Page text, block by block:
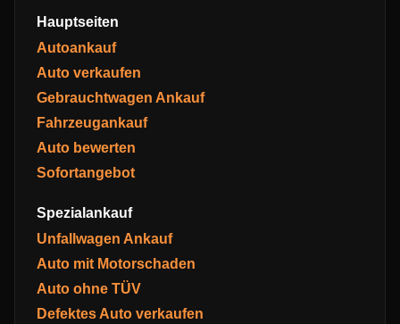
Hauptseiten
Autoankauf
Auto verkaufen
Gebrauchtwagen Ankauf
Fahrzeugankauf
Auto bewerten
Sofortangebot
Spezialankauf
Unfallwagen Ankauf
Auto mit Motorschaden
Auto ohne TÜV
Defektes Auto verkaufen